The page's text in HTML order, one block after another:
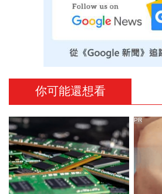
你可能還想看
PR